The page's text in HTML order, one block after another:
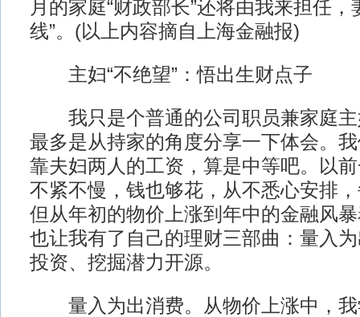
月的家庭“财政部长”还将由我来担任，
线”。(以上内容摘自上海金融报)
主妇“不绝望”：悟出生财点子
我只是个普通的公司职员兼家庭主
最多是从持家的角度分享一下体会。
靠夫妇两人的工资，算是中等吧。以
不紧不慢，钱也够花，从不悉心安排
但从年初的物价上涨到年中的金融风
也让我有了自己的理财三部曲：量入
投资、挖掘潜力开源。
量入为出消费。从物价上涨中，我